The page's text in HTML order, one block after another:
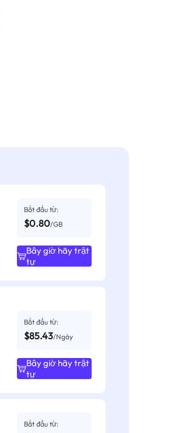
Bắt đầu từ:
$0.80/GB
Bây giờ hãy trật
tự
Bắt đầu từ:
$85.43/Ngày
Bây giờ hãy trật
tự
Bắt đầu từ: